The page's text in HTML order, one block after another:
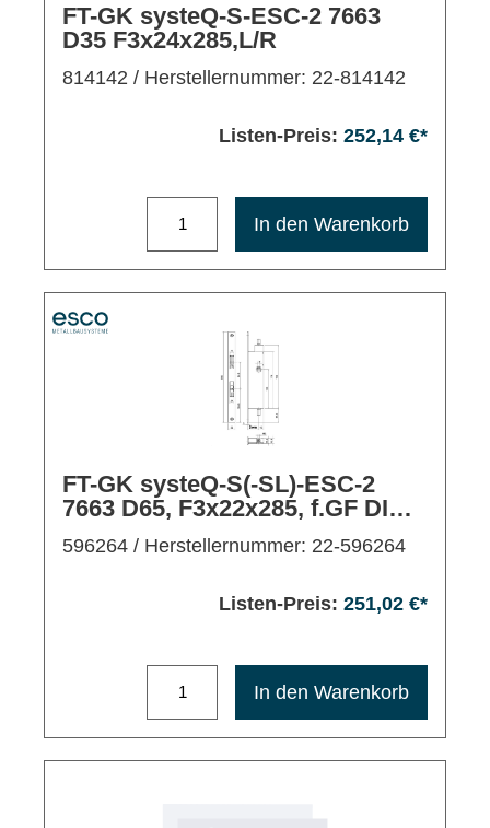
FT-GK systeQ-S-ESC-2 7663
D35 F3x24x285,L/R
814142 / Herstellernummer: 22-814142
Listen-Preis: 252,14 €*
In den Warenkorb
FT-GK systeQ-S(-SL)-ESC-2
7663 D65, F3x22x285, f.GF DIN
L/R (WS)
596264 / Herstellernummer: 22-596264
Listen-Preis: 251,02 €*
In den Warenkorb